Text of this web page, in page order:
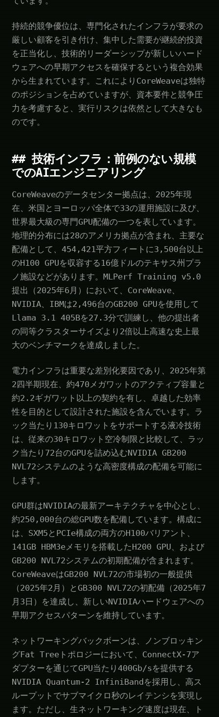
持続的競争優位は、専門化されたインフラが要求の
厳しい顧客を引き付け、集中した需要が継続的投資
を正当化し、技術的リーダーシップが新しいハード
ウェアへの早期アクセスを確保するという複合効果
から生まれています。これによりCoreWeaveは独特
のポジションを占めていますが、資本要件と競争圧
力を考慮すると、実行リスクは依然として大きなも
のです。
## 技術インフラ：前例のない規模
でのAIエンジニアリング
CoreWeaveのデータセンター拠点は、2025年現
在、米国とヨーロッパ全体で33の運用施設に及び、
世界最大級の専門GPU配備の一つを表しています。
地理的分布には28のアメリカ拠点が含まれ、主要な
配備として、454,421平方フィートに3,500台以上
のH100 GPUを収容する16億ドルのテキサス州プラ
ノ施設などがあります。MLPerf Training v5.0
提出（2025年6月）において、CoreWeave、
NVIDIA、IBMは2,496台のGB200 GPUを使用して
Llama 3.1 405Bを27.3分で訓練し、他の提出者
の同等クラスターサイズより2倍以上高速な史上最
大のベンチマークを達成しました。
電力インフラは重要な差別化要因であり、2025年第
2四半期現在、約470メガワットのアクティブ容量と
約2.2ギガワット以上の契約を有し、卓越した効率
性を目的として設計された施設を含んでいます。ラ
ック当たり130キロワットをサポートする液冷技術
は、従来の30キロワット空冷制限と比較して、ラッ
ク当たり72台のGPUを詰め込むNVIDIA GB200
NVL72システムのような高密度構成の配備を可能に
します。
GPU群はNVIDIAの最新アーキテクチャを中心とし、
約250,000台の総GPU数を配備しています。構成に
は、SXM5とPCIe構成の両方のH100バリアント、
141GB HBM3eメモリを搭載したH200 GPU、および
GB200 NVL72システムの初期配備が含まれます。
CoreWeaveはGB200 NVL72の市場初の一般提供
（2025年2月）とGB300 NVL72の初配備（2025年7
月3日）を達成し、新しいNVIDIAハードウェアへの
早期アクセスパターンを維持しています。
ネットワーキングバックボーンは、ノンブロッキン
グFat Treeトポロジーにおいて、ConnectX-7ア
ダプターを通じてGPU当たり400Gb/sを提供する
NVIDIA Quantum-2 InfiniBandを採用し、高ス
ループットでサブマイクロ秒のレイテンシを実現し
ます。ただし、生ネットワーキング速度は現在、ト